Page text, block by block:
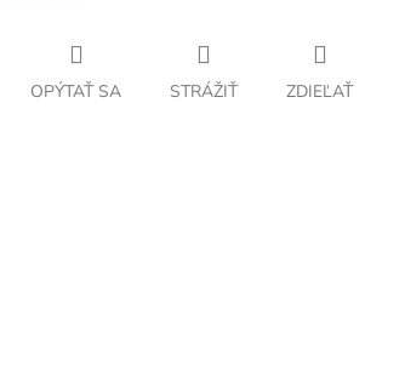
OPÝTAŤ SA STRÁŽIŤ ZDIEĽAŤ